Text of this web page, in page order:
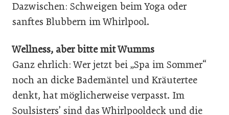
Dazwischen: Schweigen beim Yoga oder
sanftes Blubbern im Whirlpool.
Wellness, aber bitte mit Wumms
Ganz ehrlich: Wer jetzt bei „Spa im Sommer“
noch an dicke Bademäntel und Kräutertee
denkt, hat möglicherweise verpasst. Im
Soulsisters’ sind das Whirlpooldeck und die